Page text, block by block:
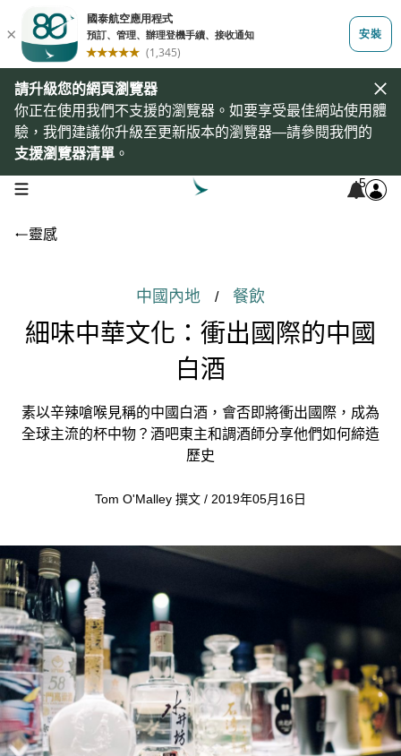
請升級您的網頁瀏覽器
你正在使用我們不支援的瀏覽器。如要享受最佳網站使用體
驗，我們建議你升級至更新版本的瀏覽器—請參閱我們的
支援瀏覽器清單 。
open navigation menu 5
靈感
中國內地 / 餐飲
細味中華文化：衝出國際的中國
白酒
素以辛辣嗆喉見稱的中國白酒，會否即將衝出國際，成為
全球主流的杯中物？酒吧東主和調酒師分享他們如何締造
歷史
Tom O'Malley 撰文 / 2019年05月16日